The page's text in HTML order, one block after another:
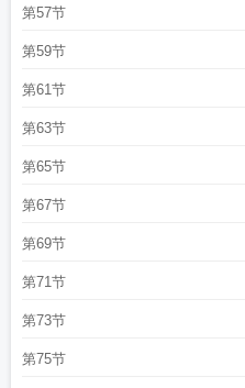
第57节
第59节
第61节
第63节
第65节
第67节
第69节
第71节
第73节
第75节